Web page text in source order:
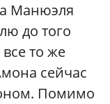
Манюэля
до того
то же
сейчас
Помимо